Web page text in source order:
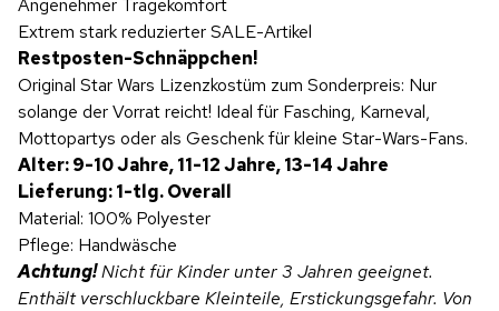
Extrem stark reduzierter SALE-Artikel
Restposten-Schnäppchen!
Original Star Wars Lizenzkostüm zum Sonderpreis: Nur
solange der Vorrat reicht! Ideal für Fasching, Karneval,
Mottopartys oder als Geschenk für kleine Star-Wars-Fans.
Alter: 9-10 Jahre, 11-12 Jahre, 13-14 Jahre
Lieferung: 1-tlg. Overall
Material: 100% Polyester
Pflege: Handwäsche
Achtung!Nicht für Kinder unter 3 Jahren geeignet.
Enthält verschluckbare Kleinteile, Erstickungsgefahr. Von